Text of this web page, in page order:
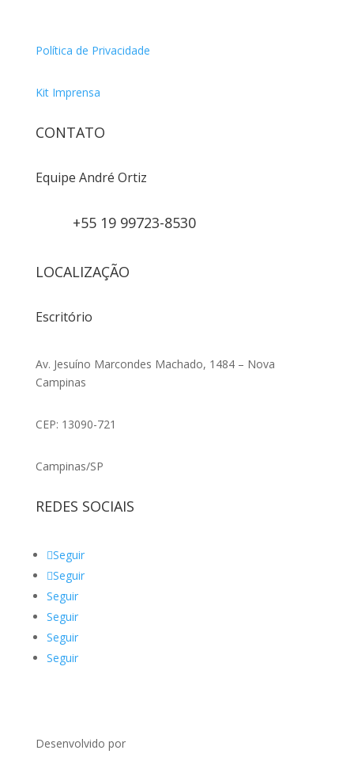
Política de Privacidade
Kit Imprensa
CONTATO
Equipe André Ortiz
+55 19 99723-8530
LOCALIZAÇÃO
Escritório
Av. Jesuíno Marcondes Machado, 1484 – Nova
Campinas
CEP: 13090-721
Campinas/SP
REDES SOCIAIS
Seguir
Seguir
Seguir
Seguir
Seguir
Seguir
Desenvolvido por